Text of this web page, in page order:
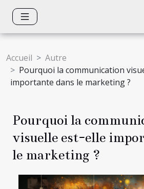
Accueil
Autre
Pourquoi la communication
importante dans le marketing ?
Pourquoi la
visuelle est-elle
le marketing ?